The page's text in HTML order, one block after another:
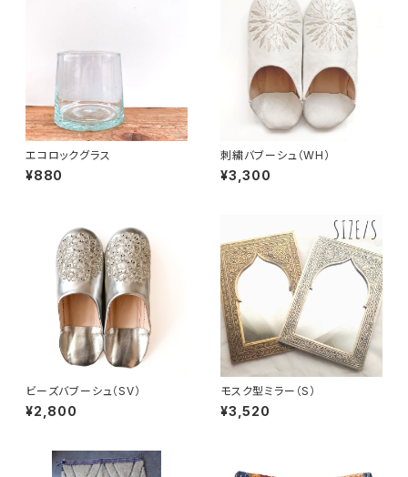
エコロックグラス
¥880
刺繍バブーシュ（WH）
¥3,300
ビーズバブーシュ（SV）
¥2,800
モスク型ミラー（S）
¥3,520